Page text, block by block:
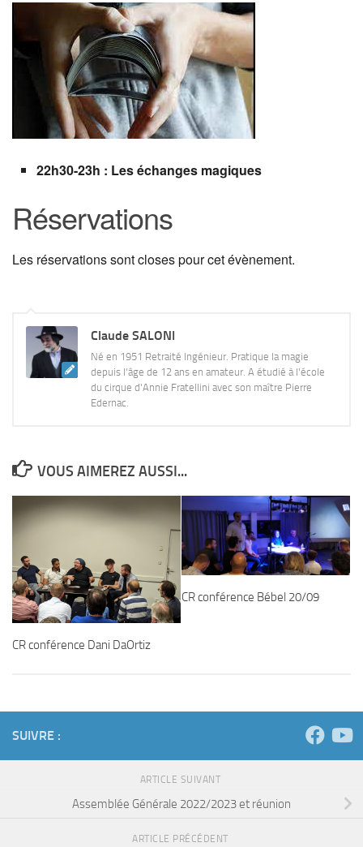
22h30-23h : Les échanges magiques
Réservations
Les réservations sont closes pour cet évènement.
Claude SALONI
Né en 1951 Retraité Ingénieur. Pratique la magie
depuis l'âge de 12 ans en amateur. A étudié à l'école
du cirque d'Annie Fratellini avec son maître Pierre
Edernac.
VOUS AIMEREZ AUSSI...
CR conférence Dani DaOrtiz
CR conférence Bébel 20/09
SUIVRE :
ARTICLE SUIVANT
Assemblée Générale 2022/2023 et réunion
ARTICLE PRÉCÉDENT